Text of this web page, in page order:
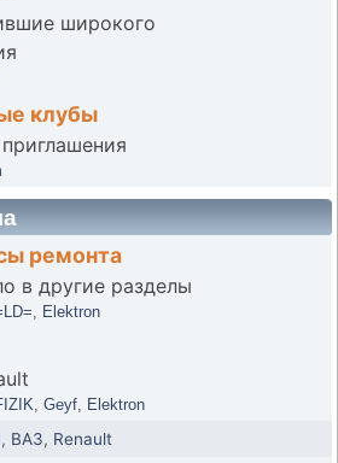
широкого
клубы
ремонта
в другие разделы
, Elektron
,Geyf, Elektron
, ВАЗ, Renault